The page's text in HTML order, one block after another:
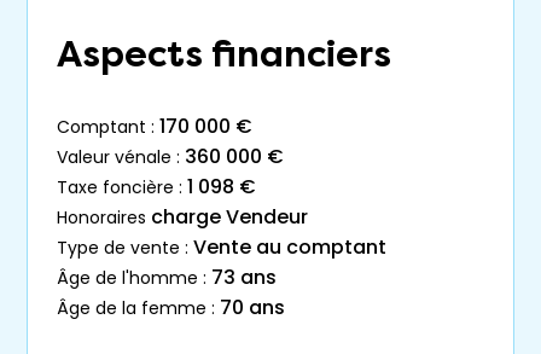
Aspects financiers
comptant : 170 000 €
valeur vénale : 360 000 €
taxe foncière : 1 098 €
honoraires charge Vendeur
type de vente : Vente au comptant
âge de l'homme : 73 ans
âge de la femme : 70 ans